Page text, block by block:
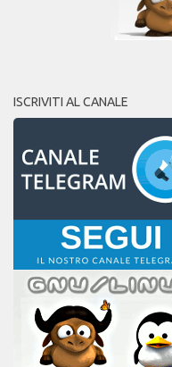
ISCRIVITI AL CANALE